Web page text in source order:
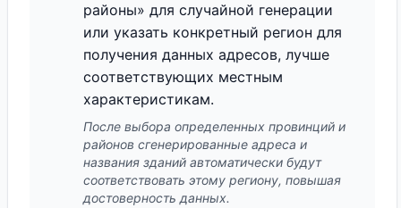
районы» для случайной генерации
или указать конкретный регион для
получения данных адресов, лучше
соответствующих местным
характеристикам.
После выбора определенных провинций и
районов сгенерированные адреса и
названия зданий автоматически будут
соответствовать этому региону, повышая
достоверность данных.